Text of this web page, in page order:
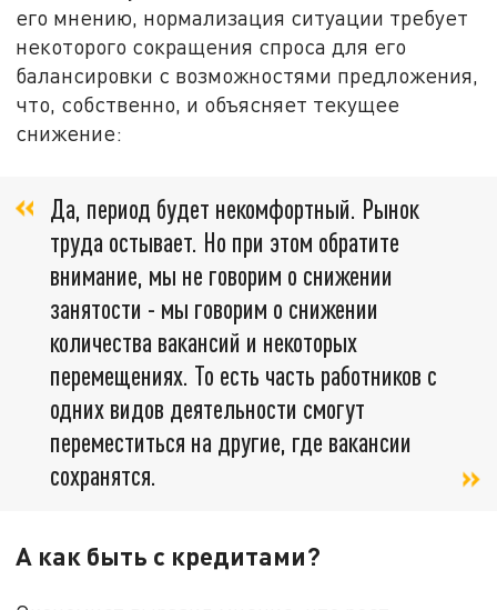
его мнению, нормализация ситуации требует
некоторого сокращения спроса для его
балансировки с возможностями предложения,
что, собственно, и объясняет текущее
снижение:
Да, период будет некомфортный. Рынок
труда остывает. Но при этом обратите
внимание, мы не говорим о снижении
занятости - мы говорим о снижении
количества вакансий и некоторых
перемещениях. То есть часть работников с
одних видов деятельности смогут
переместиться на другие, где вакансии
сохранятся.
А как быть с кредитами?